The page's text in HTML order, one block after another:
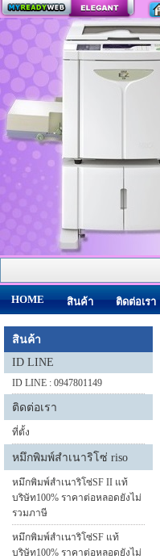
สร้างเว็บ
HOME สินค้า ติดต่อเรา
สินค้า
ID LINE
ID LINE : 0947801149
ติดต่อเรา
ที่ตั้ง
หมึกพิมพ์สำเนาริโซ่ riso
หมึกพิมพ์สำเนาริโซ่SF II แท้
บริษัท100% ราคาต่อหลอดยังไม่
รวมภาษี
หมึกพิมพ์สำเนาริโซ่SF แท้
บริษัท100% ราคาต่อหลอดยังไม่